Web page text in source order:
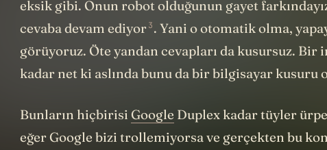
eksik gibi. Onun robot olduğunun gayet
cevaba devam ediyor3. Yani o otomatik olma,
görüyoruz. Öte yandan cevapları da kusursuz. Bir
kadar net ki aslında bunu da bir bilgisayar kusuru
Bunların hiçbirisi Google Duplex kadar tüyler
eğer Google bizi trollemiyorsa ve gerçekten bu